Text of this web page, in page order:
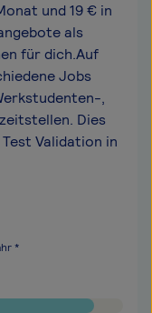
und 19 € in
als
für dich.Auf
Jobs
,
Dies
Validation in
*